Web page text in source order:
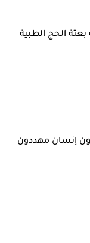
الحج الطبية
يدق ناقوس الخطر: 50 مليون إنسان مهددون